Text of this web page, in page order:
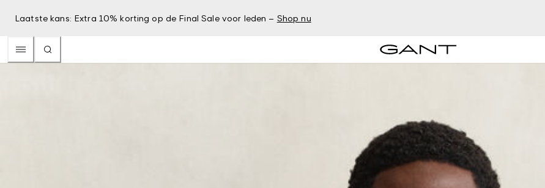
Laatste kans: Extra 10% korting op de Final Sale voor leden – Shop nu